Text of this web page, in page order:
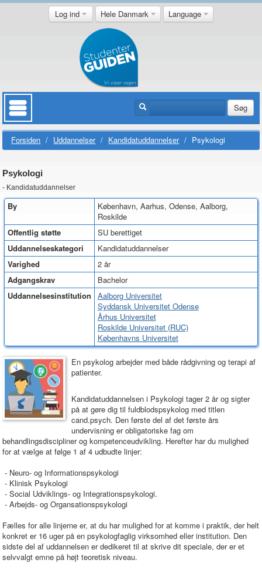
Log ind Hele Danmark Language
Søg
Forsiden / Uddannelser / Kandidatuddannelser / Psykologi
Psykologi
- Kandidatuddannelser
By
København, Aarhus, Odense, Aalborg,
Roskilde
Offentlig støtte
SU berettiget
Uddannelseskategori
Kandidatuddannelser
Varighed
2 år
Adgangskrav
Bachelor
Uddannelsesinstitution
Aalborg Universitet
Syddansk Universitet Odense
Århus Universitet
Roskilde Universitet (RUC)
Københavns Universitet
En psykolog arbejder med både rådgivning og terapi af
patienter.
Kandidatuddannelsen i Psykologi tager 2 år og sigter
på at gøre dig til fuldblodspsykolog med titlen
cand.psych. Den første del af det første års
undervisning er obligatoriske fag om
behandlingsdiscipliner og kompetenceudvikling. Herefter har du mulighed
for at vælge at følge 1 af 4 udbudte linjer:
- Neuro- og Informationspsykologi
- Klinisk Psykologi
- Social Udviklings- og Integrationspsykologi.
- Arbejds- og Organsationspsykologi
Fælles for alle linjerne er, at du har mulighed for at komme i praktik, der helt
konkret er 16 uger på en psykologfaglig virksomhed eller institution. Den
sidste del af uddannelsen er dedikeret til at skrive dit speciale, der er et
selvvalgt emne på højt teoretisk niveau.